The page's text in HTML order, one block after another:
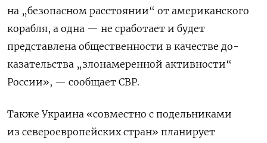
на „безопасном расстоянии“ от американского
корабля, а одна — не сработает и будет
представлена общественности в качестве до­
казательства „злонамеренной активности“
России», — сообщает СВР.
Также Украина «совместно с подельниками
из североевропейских стран» планирует